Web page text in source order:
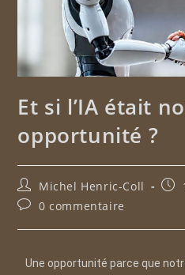
Et si l’IA était
opportunité ?
Michel Henric-Coll
0 commentaire
Une opportunité parce que